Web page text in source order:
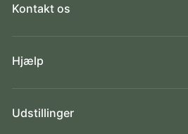
Kontakt os
Hjælp
Udstillinger